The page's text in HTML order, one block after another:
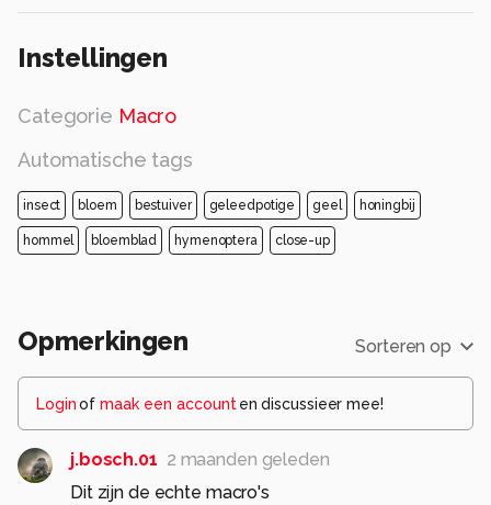
Instellingen
Categorie Macro
Automatische tags
insect bloem bestuiver geleedpotige geel honingbij
hommel bloemblad hymenoptera close-up
Opmerkingen Sorteren op
Loginof maak een account en discussieer mee!
j.bosch.01 2 maanden geleden
Dit zijn de echte macro's